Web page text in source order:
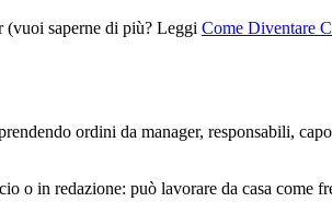
(vuoi saperne di più? Leggi Come Diventare
ordini da manager, responsabili,
o in redazione: può lavorare da casa